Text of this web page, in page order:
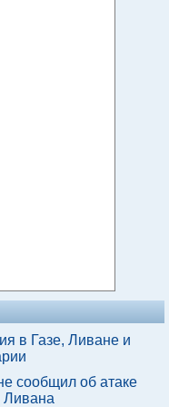
в Газе, Ливане и
сообщил об атаке
Ливана